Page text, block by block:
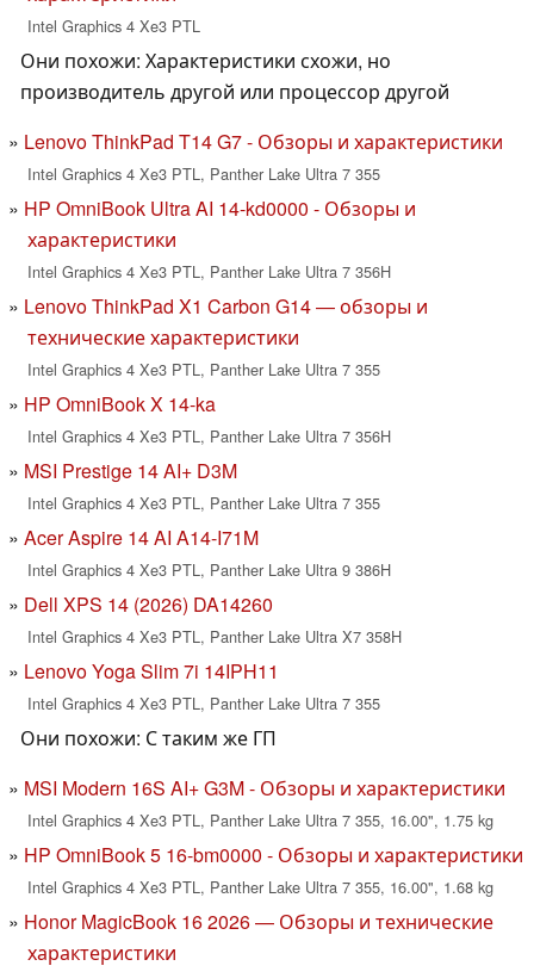
Intel Graphics 4 Xe3 PTL
Они похожи: Характеристики схожи, но
производитель другой или процессор другой
Lenovo ThinkPad T14 G7 - Обзоры и характеристики
Intel Graphics 4 Xe3 PTL, Panther Lake Ultra 7 355
HP OmniBook Ultra AI 14-kd0000 - Обзоры и
характеристики
Intel Graphics 4 Xe3 PTL, Panther Lake Ultra 7 356H
Lenovo ThinkPad X1 Carbon G14 — обзоры и
технические характеристики
Intel Graphics 4 Xe3 PTL, Panther Lake Ultra 7 355
HP OmniBook X 14-ka
Intel Graphics 4 Xe3 PTL, Panther Lake Ultra 7 356H
MSI Prestige 14 AI+ D3M
Intel Graphics 4 Xe3 PTL, Panther Lake Ultra 7 355
Acer Aspire 14 AI A14-I71M
Intel Graphics 4 Xe3 PTL, Panther Lake Ultra 9 386H
Dell XPS 14 (2026) DA14260
Intel Graphics 4 Xe3 PTL, Panther Lake Ultra X7 358H
Lenovo Yoga Slim 7i 14IPH11
Intel Graphics 4 Xe3 PTL, Panther Lake Ultra 7 355
Они похожи: С таким же ГП
MSI Modern 16S AI+ G3M - Обзоры и характеристики
Intel Graphics 4 Xe3 PTL, Panther Lake Ultra 7 355, 16.00", 1.75 kg
HP OmniBook 5 16-bm0000 - Обзоры и характеристики
Intel Graphics 4 Xe3 PTL, Panther Lake Ultra 7 355, 16.00", 1.68 kg
Honor MagicBook 16 2026 — Обзоры и технические
характеристики